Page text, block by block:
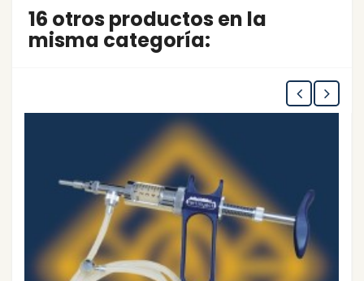
16 otros productos en la
misma categoría: